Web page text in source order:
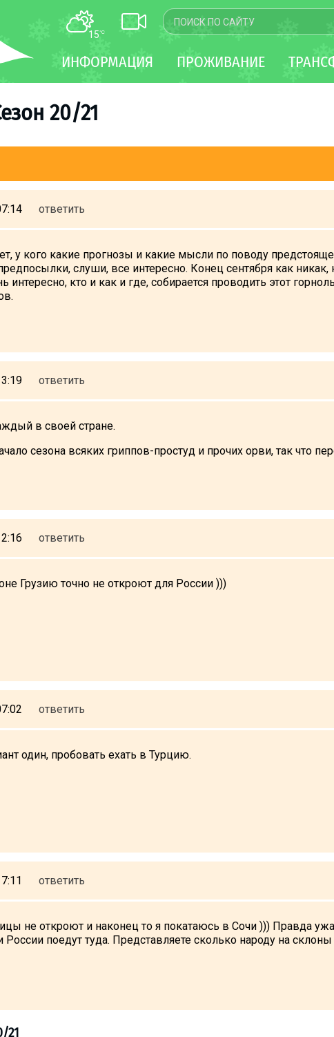
15°C
ИНФОРМАЦИЯ ПРОЖИВАНИЕ
20/21
ответить
у кого какие прогнозы и какие мысли по поводу
слуши, все интересно. Конец сентября как никак,
интересно, кто и как и где, собирается проводить этот
ответить
в своей стране.
сезона всяких гриппов-простуд и прочих орви, так что
ответить
Грузию точно не откроют для России )))
ответить
один, пробовать ехать в Турцию.
ответить
не откроют и наконец то я покатаюсь в Сочи ))) Правда
поедут туда. Представляете сколько народу на